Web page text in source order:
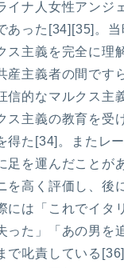
イナ人女性アンジ
あった[34][35]。
ス主義を完全に理
産主義者の間です
信的なマルクス主
ス主義の教育を受
得た[34]。またレ
足を運んだことが
を高く評価し、後
には「これでイタ
った」「あの男を
で叱責している